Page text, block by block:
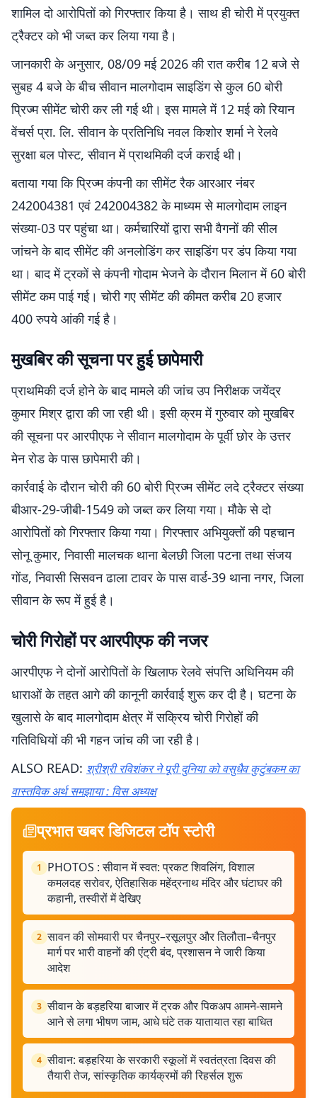
शामिल दो आरोपितों को गिरफ्तार किया है। साथ ही चोरी में प्रयुक्त
ट्रैक्टर को भी जब्त कर लिया गया है।
जानकारी के अनुसार, 08/09 मई 2026 की रात करीब 12 बजे से
सुबह 4 बजे के बीच सीवान मालगोदाम साइडिंग से कुल 60 बोरी
प्रिज्म सीमेंट चोरी कर ली गई थी। इस मामले में 12 मई को रियान
वेंचर्स प्रा. लि. सीवान के प्रतिनिधि नवल किशोर शर्मा ने रेलवे
सुरक्षा बल पोस्ट, सीवान में प्राथमिकी दर्ज कराई थी।
बताया गया कि प्रिज्म कंपनी का सीमेंट रैक आरआर नंबर
242004381 एवं 242004382 के माध्यम से मालगोदाम लाइन
संख्या-03 पर पहुंचा था। कर्मचारियों द्वारा सभी वैगनों की सील
जांचने के बाद सीमेंट की अनलोडिंग कर साइडिंग पर डंप किया गया
था। बाद में ट्रकों से कंपनी गोदाम भेजने के दौरान मिलान में 60 बोरी
सीमेंट कम पाई गई। चोरी गए सीमेंट की कीमत करीब 20 हजार
400 रुपये आंकी गई है।
मुखबिर की सूचना पर हुई छापेमारी
प्राथमिकी दर्ज होने के बाद मामले की जांच उप निरीक्षक जयेंद्र
कुमार मिश्र द्वारा की जा रही थी। इसी क्रम में गुरुवार को मुखबिर
की सूचना पर आरपीएफ ने सीवान मालगोदाम के पूर्वी छोर के उत्तर
मेन रोड के पास छापेमारी की।
कार्रवाई के दौरान चोरी की 60 बोरी प्रिज्म सीमेंट लदे ट्रैक्टर संख्या
बीआर-29-जीबी-1549 को जब्त कर लिया गया। मौके से दो
आरोपितों को गिरफ्तार किया गया। गिरफ्तार अभियुक्तों की पहचान
सोनू कुमार, निवासी मालचक थाना बेलछी जिला पटना तथा संजय
गोंड, निवासी सिसवन ढाला टावर के पास वार्ड-39 थाना नगर, जिला
सीवान के रूप में हुई है।
चोरी गिरोहों पर आरपीएफ की नजर
आरपीएफ ने दोनों आरोपितों के खिलाफ रेलवे संपत्ति अधिनियम की
धाराओं के तहत आगे की कानूनी कार्रवाई शुरू कर दी है। घटना के
खुलासे के बाद मालगोदाम क्षेत्र में सक्रिय चोरी गिरोहों की
गतिविधियों की भी गहन जांच की जा रही है।
ALSO READ: श्रीश्री रविशंकर ने पूरी दुनिया को वसुधैव कुटुंबकम का
वास्तविक अर्थ समझाया : विस अध्यक्ष
प्रभात खबर डिजिटल टॉप स्टोरी
1
PHOTOS : सीवान में स्वत: प्रकट शिवलिंग, विशाल
कमलदह सरोवर, ऐतिहासिक महेंद्रनाथ मंदिर और घंटाघर की
कहानी, तस्वीरों में देखिए
2 सावन की सोमवारी पर चैनपुर–रसूलपुर और तिलौता–चैनपुर
मार्ग पर भारी वाहनों की एंट्री बंद, प्रशासन ने जारी किया
आदेश
3 सीवान के बड़हरिया बाजार में ट्रक और पिकअप आमने-सामने
आने से लगा भीषण जाम, आधे घंटे तक यातायात रहा बाधित
4 सीवान: बड़हरिया के सरकारी स्कूलों में स्वतंत्रता दिवस की
तैयारी तेज, सांस्कृतिक कार्यक्रमों की रिहर्सल शुरू